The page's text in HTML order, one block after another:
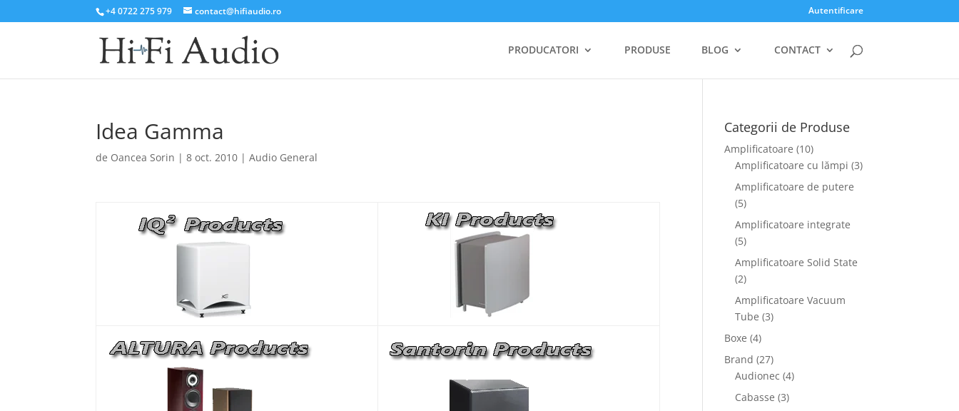
+4 0722 275 979 contact@hifiaudio.ro Autentificare
PRODUCATORI PRODUSE BLOG CONTACT
Idea Gamma
de Oancea Sorin |8 oct. 2010 |Audio General
Categorii de Produse
Amplificatoare (10)
Amplificatoare cu lămpi (3)
Amplificatoare de putere
(5)
Amplificatoare integrate
(5)
Amplificatoare Solid State
(2)
Amplificatoare Vacuum
Tube (3)
Boxe (4)
Brand (27)
Audionec (4)
Cabasse (3)